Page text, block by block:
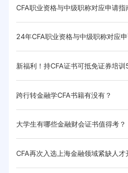
CFA职业资格与中级职称对应申请指
24年CFA职业资格与中级职称对应
策】
新福利！持CFA证书可抵免证券培训
跨行转金融学CFA书籍有没有？
大学生有哪些金融财会证书值得考？
CFA再次入选上海金融领域紧缺人才